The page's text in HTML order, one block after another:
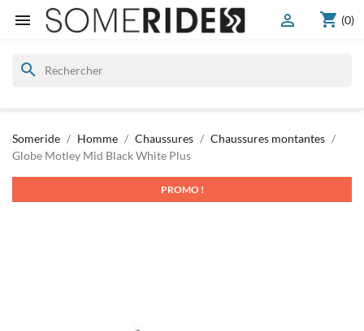
 shopping_cart (0)

search
Someride Homme Chaussures
Chaussures montantes
Globe Motley Mid Black White Plus
PROMO !